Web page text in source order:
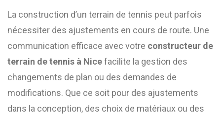
La construction d’un terrain de tennis peut parfois
nécessiter des ajustements en cours de route. Une
communication efficace avec votre constructeur de
terrain de tennis à Nicefacilite la gestion des
changements de plan ou des demandes de
modifications. Que ce soit pour des ajustements
dans la conception, des choix de matériaux ou des